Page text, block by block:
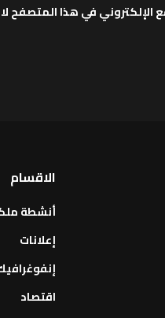
الإلكتروني في هذا المتصفح
الاقسام
أنشطة
إعلانات
اقتصاد